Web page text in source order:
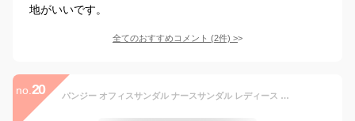
地がいいです。
全てのおすすめコメント (2件) >
no. 20 パンジー オフィスサンダル ナースサンダル レディース サンダル 黒 白 疲れない 疲れにくい 静音 美脚 厚底 軽量 バックバンド ストラップ おしゃれ Pansy 5302 5303